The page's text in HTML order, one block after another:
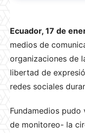
Ecuador, 17 de
medios de
organizaciones de
libertad de
redes sociales
Fundamedios
de monitoreo- la